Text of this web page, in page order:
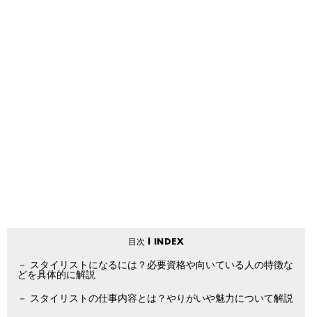
スタイリストになるには？必要資格や向いている人の特徴な
どを具体的に解説
スタイリストの仕事内容とは？やりがいや魅力について解説